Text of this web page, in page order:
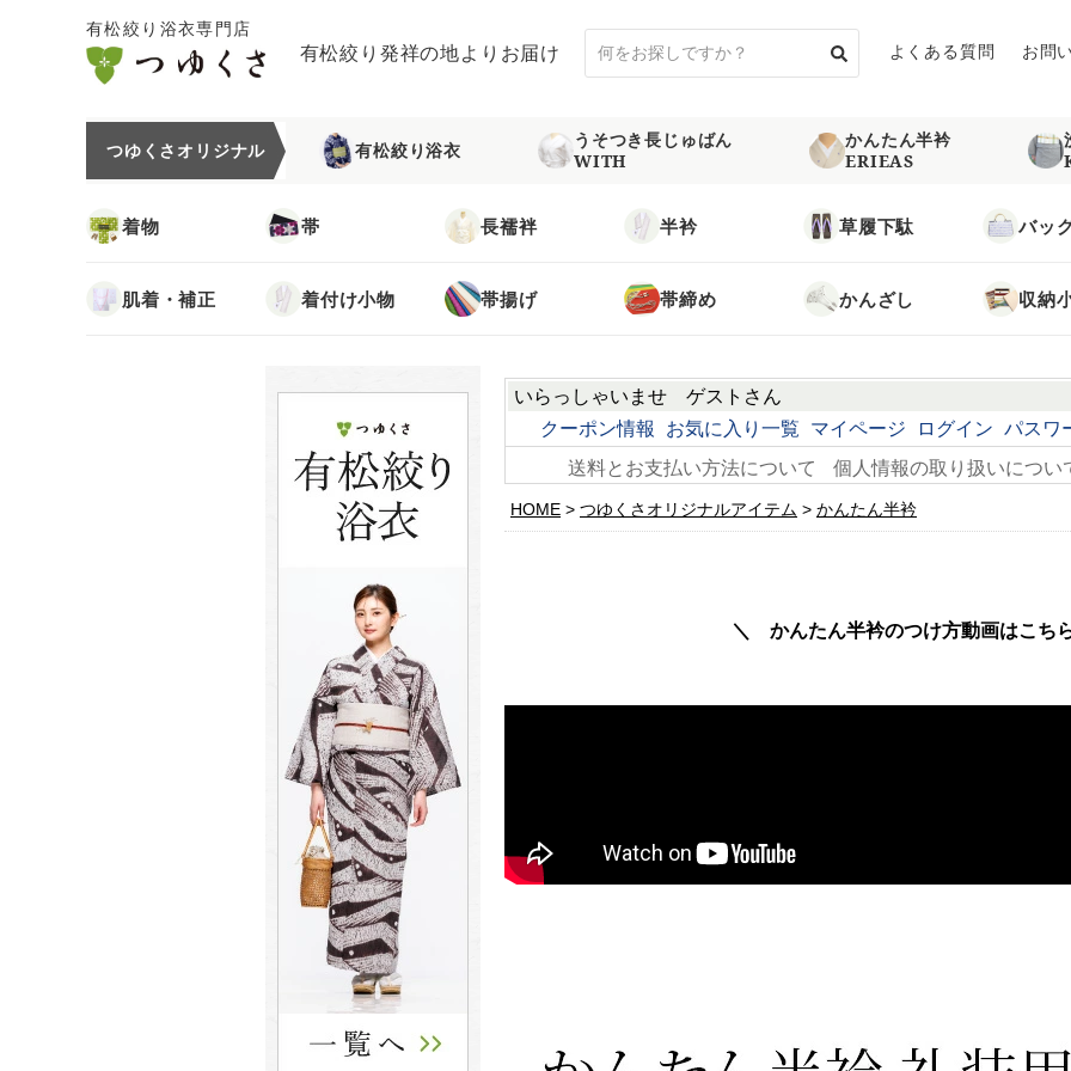
有松絞り浴衣専門店
有松絞り発祥の地よりお届け よくある質問 お問
つゆくさオリジナル 有松絞り浴衣
うそつき長じゅばん
WITH
かんたん半衿
ERIEAS
着物 帯 長襦袢 半衿 草履下駄 バッ
肌着・補正 着付け小物 帯揚げ 帯締め かんざし 収納
いらっしゃいませ ゲスト さん
クーポン情報
お気に入り一覧 マイページ ログイン パスワ
送料とお支払い方法について
個人情報の取り扱いについ
HOME つゆくさオリジナルアイテム かんたん半衿
＼ かんたん半衿のつけ方動画はこ